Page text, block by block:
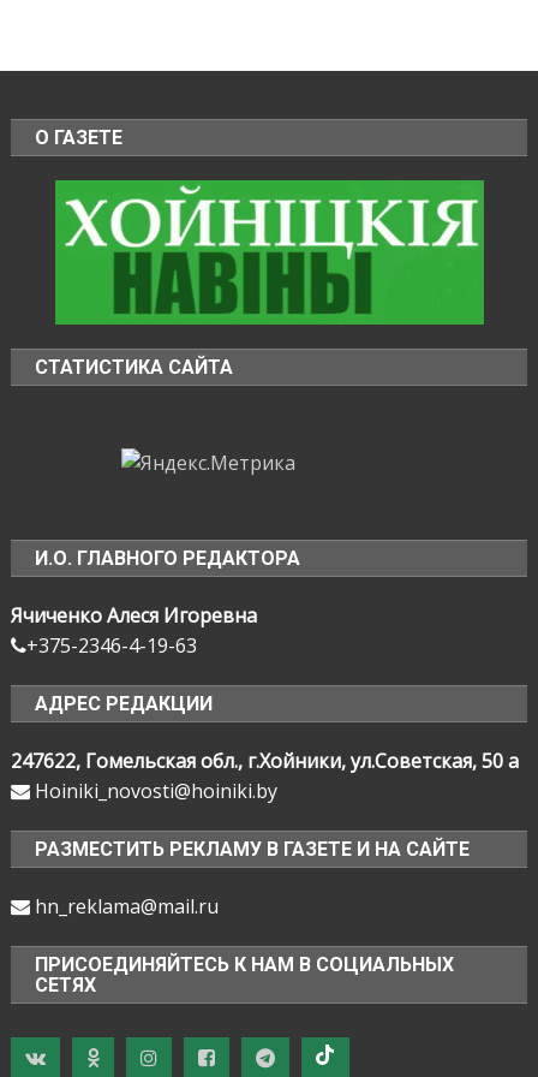
О ГАЗЕТЕ
СТАТИСТИКА САЙТА
И.О. ГЛАВНОГО РЕДАКТОРА
Ячиченко Алеся Игоревна
+375-2346-4-19-63
АДРЕС РЕДАКЦИИ
247622, Гомельская обл., г.Хойники, ул.Советская, 50 а
Hoiniki_novosti@hoiniki.by
РАЗМЕСТИТЬ РЕКЛАМУ В ГАЗЕТЕ И НА САЙТЕ
hn_reklama@mail.ru
ПРИСОЕДИНЯЙТЕСЬ К НАМ В СОЦИАЛЬНЫХ
СЕТЯХ